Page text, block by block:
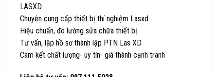
LASXD
Chuyên cung cấp thiết bị thí nghiệm Lasxd
Hiệu chuẩn, đo lường sửa chữa thiết bị.
Tư vấn, lập hồ sơ thành lập PTN Las XD
Cam kết chất lượng- uy tín- giá thành cạnh tranh